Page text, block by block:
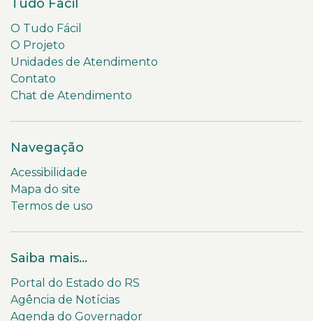
Tudo Fácil
O Tudo Fácil
O Projeto
Unidades de Atendimento
Contato
Chat de Atendimento
Navegação
Acessibilidade
Mapa do site
Termos de uso
Saiba mais...
Portal do Estado do RS
Agência de Notícias
Agenda do Governador